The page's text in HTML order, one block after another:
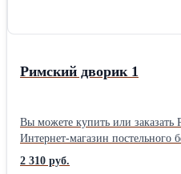
Римский дворик 1
Вы можете купить или
Интернет-магазин постельного
«ТехДизайн» ( Иркутск )Тип
цвет: Зеленый
2 310 руб.